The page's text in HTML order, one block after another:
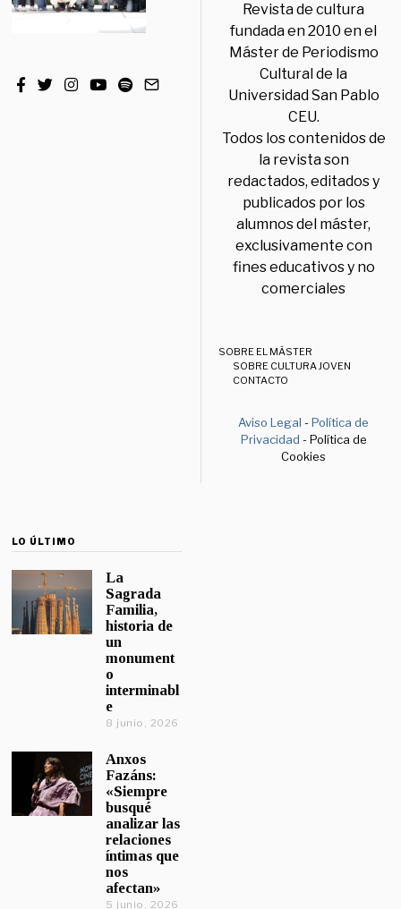
Revista de cultura
fundada en 2010 en el
Máster de Periodismo
Cultural de la
Universidad San Pablo
CEU.
Todos los contenidos de
la revista son
redactados, editados y
publicados por los
alumnos del máster,
exclusivamente con
fines educativos y no
comerciales
SOBRE EL MÁSTER
SOBRE CULTURA JOVEN
CONTACTO
Aviso Legal -Política de
Privacidad - Política de
Cookies
LO ÚLTIMO
La
Sagrada
Familia,
historia de
un
monument
o
interminabl
e
8 junio, 2026
Anxos
Fazáns:
«Siempre
busqué
analizar las
relaciones
íntimas que
nos
afectan»
5 junio, 2026